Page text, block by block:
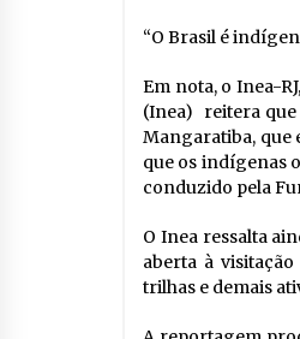
“O Brasil é
Em nota, o Inea-
(Inea) reitera que
Mangaratiba, que
que os indígenas
conduzido pela
O Inea ressalta
aberta à
trilhas e demais